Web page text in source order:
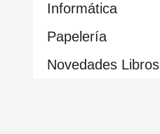
Informática
Papelería
Novedades Libros